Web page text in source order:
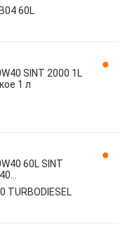
60L
SINT 2000 1L
1 л
60L SINT
TURBODIESEL